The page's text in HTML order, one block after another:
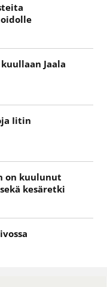
Jaala
Iitin
on kuulunut
kesäretki